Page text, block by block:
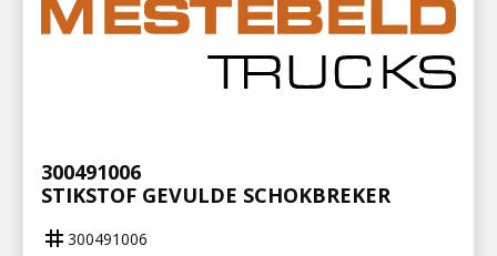
300491006
STIKSTOF GEVULDE SCHOKBREKER
tag 300491006